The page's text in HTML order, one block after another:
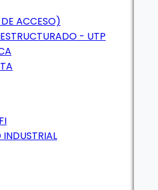
ACCESO)
- UTP
INDUSTRIAL